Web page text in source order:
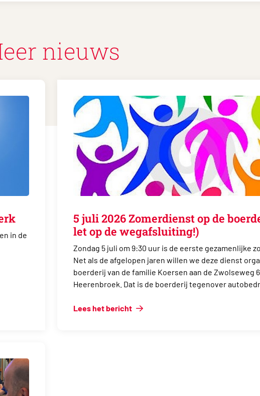
nieuws
in de
5 juli 2026 Zomerdienst op de
let op de wegafsluiting!)
Zondag 5 juli om 9:30 uur is de eerste gezamenlijke
Net als de afgelopen jaren willen we deze dienst
boerderij van de familie Koersen aan de Zwolseweg
Heerenbroek. Dat is de boerderij tegenover
Lees het bericht